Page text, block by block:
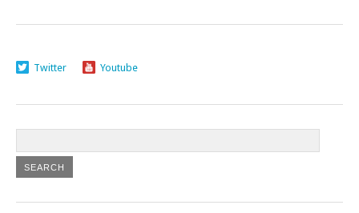
Twitter Youtube